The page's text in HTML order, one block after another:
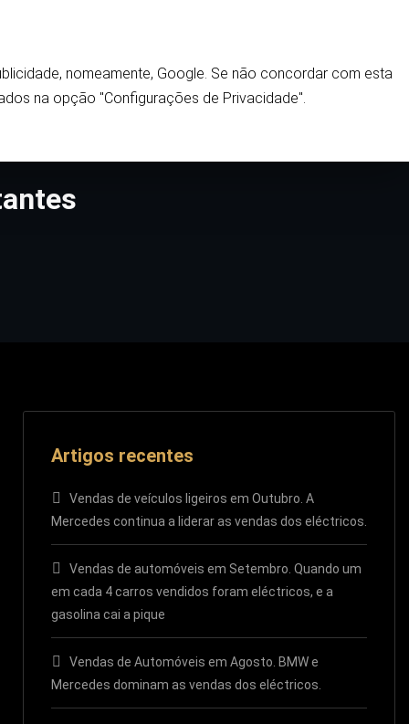
Artigos recentes
Vendas de veículos ligeiros em Outubro. A
Mercedes continua a liderar as vendas dos eléctricos.
Vendas de automóveis em Setembro. Quando um
em cada 4 carros vendidos foram eléctricos, e a
gasolina cai a pique
Vendas de Automóveis em Agosto. BMW e
Mercedes dominam as vendas dos eléctricos.
nomeamente, Google. Se não concordar com esta
na opção "Configurações de Privacidade".